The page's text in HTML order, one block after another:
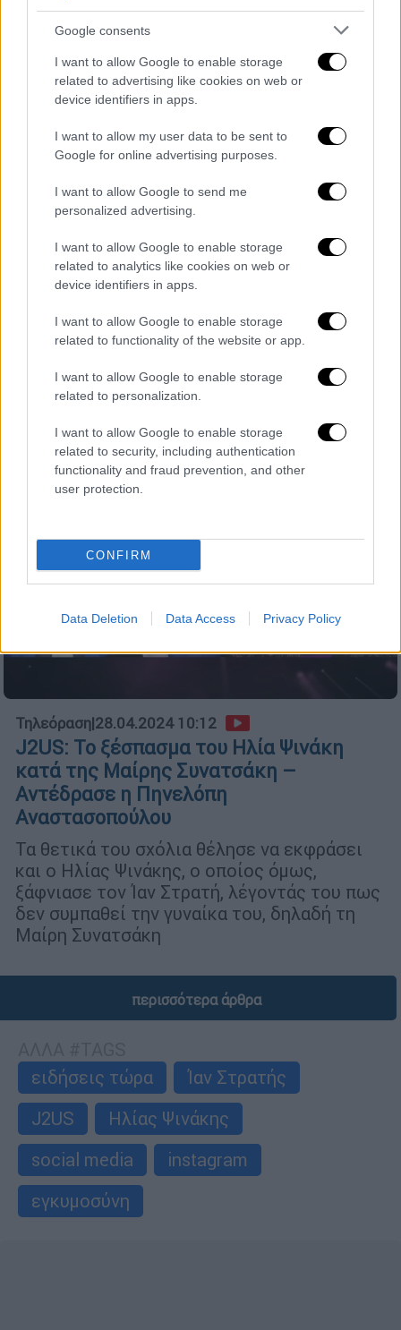
Google consents
I want to allow Google to enable storage
related to advertising like cookies on web or
device identifiers in apps.
I want to allow my user data to be sent to
Google for online advertising purposes.
I want to allow Google to send me
personalized advertising.
I want to allow Google to enable storage
related to analytics like cookies on web or
device identifiers in apps.
I want to allow Google to enable storage
related to functionality of the website or app.
I want to allow Google to enable storage
related to personalization.
I want to allow Google to enable storage
related to security, including authentication
functionality and fraud prevention, and other
user protection.
CONFIRM
Data Deletion Data Access Privacy Policy
Lifestyle|28.04.2024 11:33
Ηλίας Ψινάκης για Μαίρη Συνατσάκη:
«Πρόστυχο να χρησιμοποιείς το MeToo
για να πουλήσεις δυο ρουχαλάκια»
Πώς σχολίασε το ξέσπασμά του στο J2US
Τηλεόραση|28.04.2024 10:12
J2US: Το ξέσπασμα του Ηλία Ψινάκη
κατά της Μαίρης Συνατσάκη –
Αντέδρασε η Πηνελόπη
Αναστασοπούλου
Τα θετικά του σχόλια θέλησε να εκφράσει
και ο Ηλίας Ψινάκης, ο οποίος όμως,
ξάφνιασε τον Ίαν Στρατή, λέγοντάς του πως
δεν συμπαθεί την γυναίκα του, δηλαδή τη
Μαίρη Συνατσάκη
περισσότερα άρθρα
ειδήσεις τώρα
Ίαν Στρατής
J2US
Ηλίας Ψινάκης
social media
instagram
εγκυμοσύνη